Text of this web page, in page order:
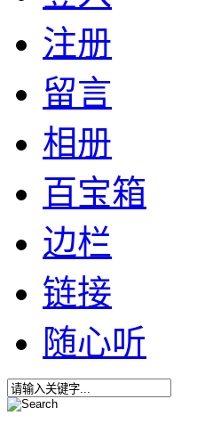
注册
留言
相册
百宝箱
边栏
链接
随心听